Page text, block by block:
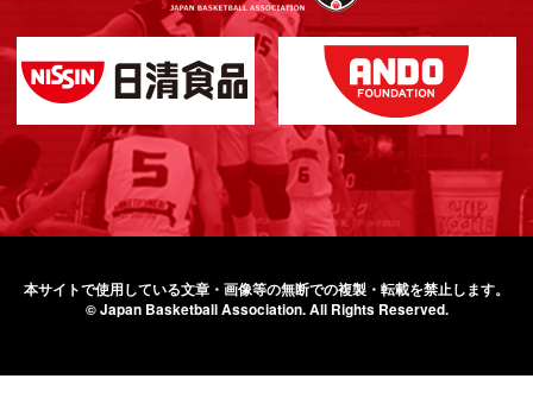
本サイトで使用している文章・画像等の無断での複製・転載を禁止します。
© Japan Basketball Association.All Rights Reserved.